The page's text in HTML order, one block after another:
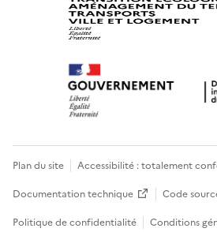
Plan du site Accessibilité : totalement
Documentation technique
Code
Politique de confidentialité
Conditions